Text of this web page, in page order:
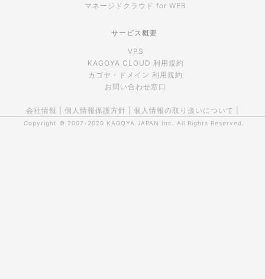
マネージドクラウド for WEB
サービス概要
VPS
KAGOYA CLOUD 利用規約
カゴヤ・ドメイン 利用規約
お問い合わせ窓口
会社情報 個人情報保護方針 個人情報の取り扱いについて
Copyright © 2007-2020 KAGOYA JAPAN Inc. All Rights Reserved.